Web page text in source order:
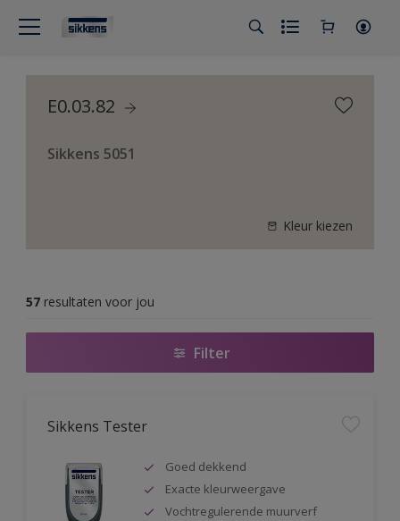
E0.03.82
Sikkens 5051
Kleur kiezen
57 resultaten voor jou
Filter
Sikkens Tester
Goed dekkend
Exacte kleurweergave
Vochtregulerende muurverf